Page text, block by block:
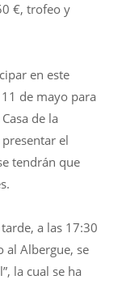
€, trofeo y
en este
de mayo para
de la
el
tendrán que
a las 17:30
al Albergue, se
la cual se ha